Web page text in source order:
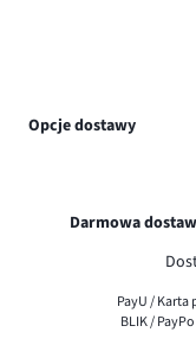
Opcje dostawy
Darmowa
PayU / Karta
BLIK /